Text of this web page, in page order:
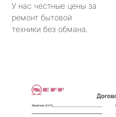
У нас честные цены за
ремонт бытовой
техники без обмана.